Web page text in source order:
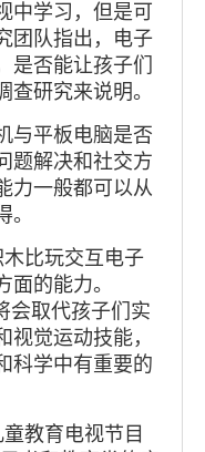
中学习，但是可
团队指出，电子
是否能让孩子们
研究来说明。
平板电脑是否
题解决和社交方
力一般都可以从
比玩交互电子
的能力。
会取代孩子们实
觉运动技能，
科学中有重要的
教育电视节目